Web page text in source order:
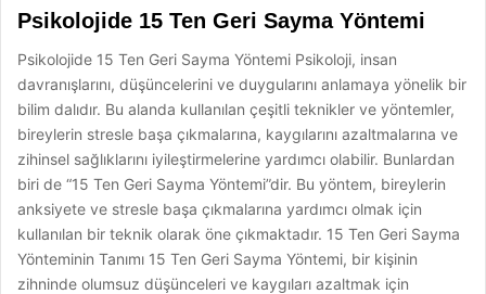
Psikolojide 15 Ten Geri Sayma Yöntemi
Psikolojide 15 Ten Geri Sayma Yöntemi Psikoloji, insan
davranışlarını, düşüncelerini ve duygularını anlamaya yönelik bir
bilim dalıdır. Bu alanda kullanılan çeşitli teknikler ve yöntemler,
bireylerin stresle başa çıkmalarına, kaygılarını azaltmalarına ve
zihinsel sağlıklarını iyileştirmelerine yardımcı olabilir. Bunlardan
biri de “15 Ten Geri Sayma Yöntemi”dir. Bu yöntem, bireylerin
anksiyete ve stresle başa çıkmalarına yardımcı olmak için
kullanılan bir teknik olarak öne çıkmaktadır. 15 Ten Geri Sayma
Yönteminin Tanımı 15 Ten Geri Sayma Yöntemi, bir kişinin
zihninde olumsuz düşünceleri ve kaygıları azaltmak için